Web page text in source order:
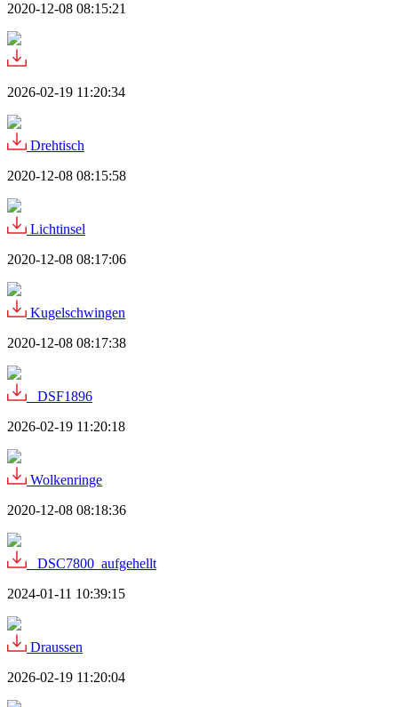
2020-12-08 08:15:21
2026-02-19 11:20:34
Drehtisch
2020-12-08 08:15:58
Lichtinsel
2020-12-08 08:17:06
Kugelschwingen
2020-12-08 08:17:38
_DSF1896
2026-02-19 11:20:18
Wolkenringe
2020-12-08 08:18:36
_DSC7800_aufgehellt
2024-01-11 10:39:15
Draussen
2026-02-19 11:20:04